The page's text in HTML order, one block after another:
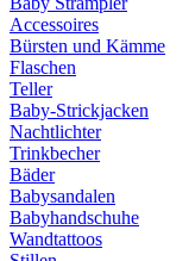
Accessoires
Bürsten und Kämme
Flaschen
Teller
Baby-Strickjacken
Nachtlichter
Trinkbecher
Bäder
Babysandalen
Babyhandschuhe
Wandtattoos